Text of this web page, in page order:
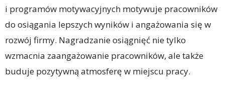
i programów motywacyjnych motywuje pracowników
do osiągania lepszych wyników i angażowania się w
rozwój firmy. Nagradzanie osiągnięć nie tylko
wzmacnia zaangażowanie pracowników, ale także
buduje pozytywną atmosferę w miejscu pracy.